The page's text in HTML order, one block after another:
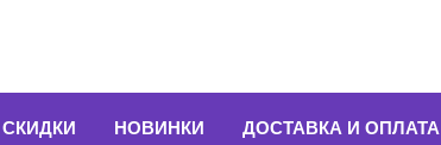
СКИДКИ НОВИНКИ ДОСТАВКА И ОПЛАТА